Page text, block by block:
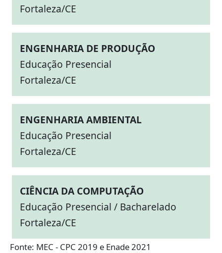
Fortaleza/CE
ENGENHARIA DE PRODUÇÃO
Educação Presencial
Fortaleza/CE
ENGENHARIA AMBIENTAL
Educação Presencial
Fortaleza/CE
CIÊNCIA DA COMPUTAÇÃO
Educação Presencial / Bacharelado
Fortaleza/CE
Fonte: MEC - CPC 2019 e Enade 2021